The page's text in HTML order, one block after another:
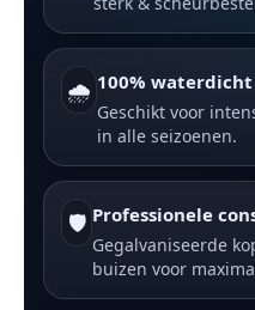
🌧️ 100% waterdicht
Geschikt voor
in alle seizoenen.
🛡️ Professionele
Gegalvaniseerde
buizen voor